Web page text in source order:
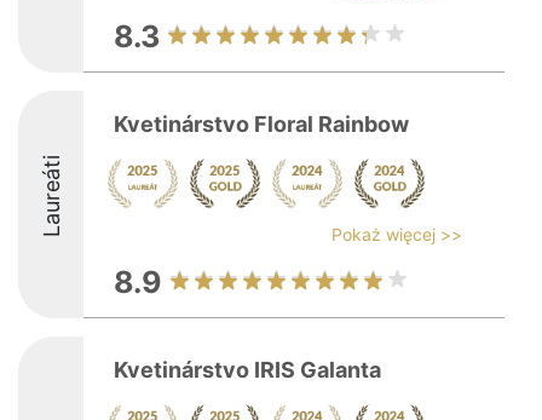
8.3
Laureáti
Kvetinárstvo Floral Rainbow
Pokaż więcej >>
8.9
Kvetinárstvo IRIS Galanta